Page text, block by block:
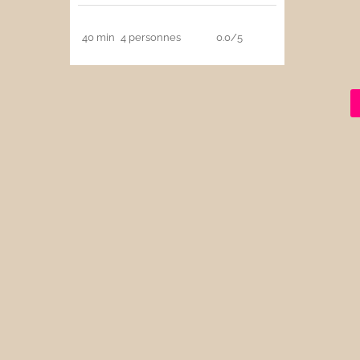
40 min 4 personnes 0.0/5